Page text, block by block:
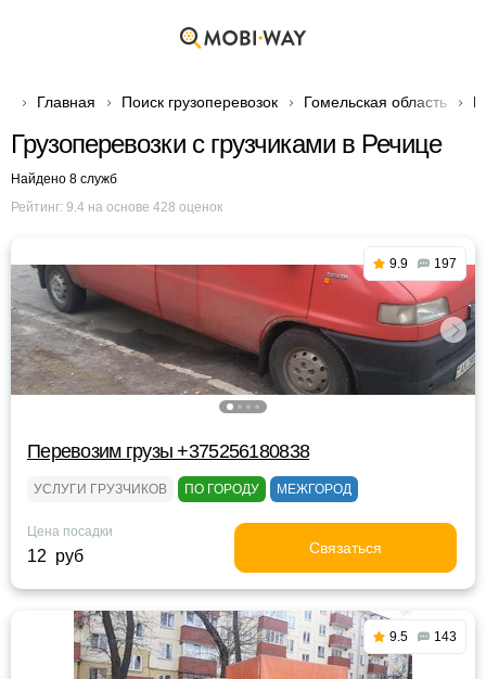
Главная Поиск грузоперевозок Гомельская область
Грузоперевозки с грузчиками в Речице
Найдено 8 служб
Рейтинг: 9.4 на основе 428 оценок
9.9 197
Перевозим грузы +375256180838
УСЛУГИ ГРУЗЧИКОВ ПО ГОРОДУ МЕЖГОРОД
Цена посадки
12 руб Связаться
9.5 143